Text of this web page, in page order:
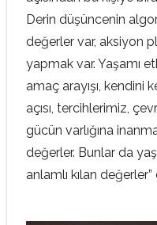
Derin düşüncenin
değerler var, aksiyon
yapmak var. Yaşamı
amaç arayışı, kendini
açısı, tercihlerimiz,
gücün varlığına
değerler. Bunlar da
anlamlı kılan